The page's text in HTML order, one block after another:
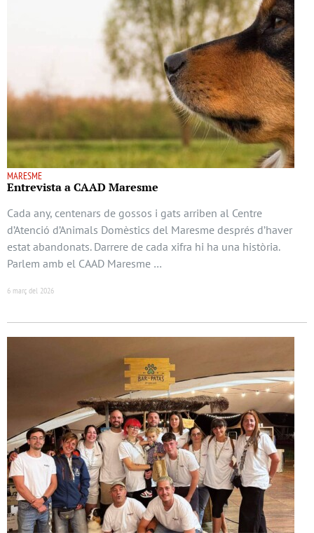
MARESME
Entrevista a CAAD Maresme
Cada any, centenars de gossos i gats arriben al Centre
d’Atenció d’Animals Domèstics del Maresme després d’haver
estat abandonats. Darrere de cada xifra hi ha una història.
Parlem amb el CAAD Maresme …
6 març del 2026